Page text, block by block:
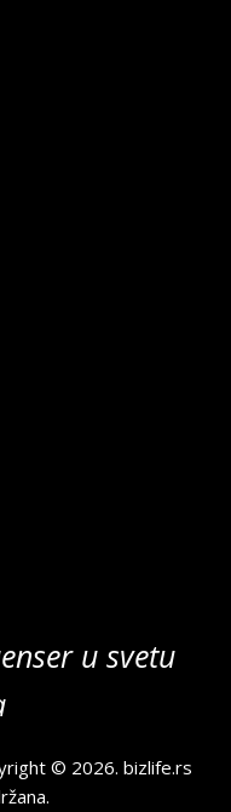
u svetu
© 2026.bizlife.rs